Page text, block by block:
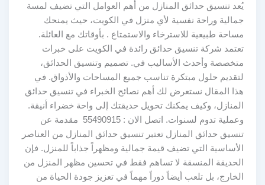
يُعد تنسيق حدائق المنازل من أهم العوامل التي تضيف لمسة
جمالية وراحة نفسية لأي منزل في الكويت، حيث يمنحك
مساحة طبيعية للاسترخاء والاستمتاع . بأوقاتك مع العائلة.
تعتمد شركة تنسيق حدائق رائدة في الكويت على خبرات
متخصصة وأحدث الأساليب في. تصميم وتنسيق الحدائق،
لتقديم حلول مبتكرة تناسب جميع المساحات والأذواق. في
هذا المقال نستعرض لك أهم نصائح الخبراء في تنسيق حدائق
المنازل، وكيف يمكنك تحويل حديقتك إلى واحة خضراء أنيقة.
وعملية تدوم لسنوات. اتصل الان : 55490915 مقدمة عن
تنسيق حدائق المنازل تعتبر تنسيق حدائق المنازل من العناصر
الأساسية التي تضيف قيمة جمالية ومظهراً جذاباً للمنزل. فإن
الحديقة المنسقة لا تساهم فقط في تحسين مظهر المنزل من
الخارج، بل تلعب أيضاً دوراً مهماً في تعزيز جودة الحياة من